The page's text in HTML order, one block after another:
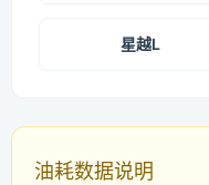
星越L
油耗数据说明